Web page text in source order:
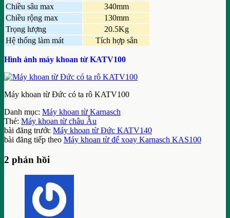
Chiều sâu max
340mm
Chiều rộng max
130mm
Trọng lượng
20.5Kg
Hệ thống làm mát
Tích hợp sẳn
Hình ảnh máy khoan từ KATV100
Máy khoan từ Đức có ta rô KATV100
Danh mục: Máy khoan từ Karnasch
Thẻ: Máy khoan từ châu Âu
bài đăng trước Máy khoan từ Đức KATV140
bài đăng tiếp theo Máy khoan từ đế xoay Karnasch KAS100
2 phản hồi